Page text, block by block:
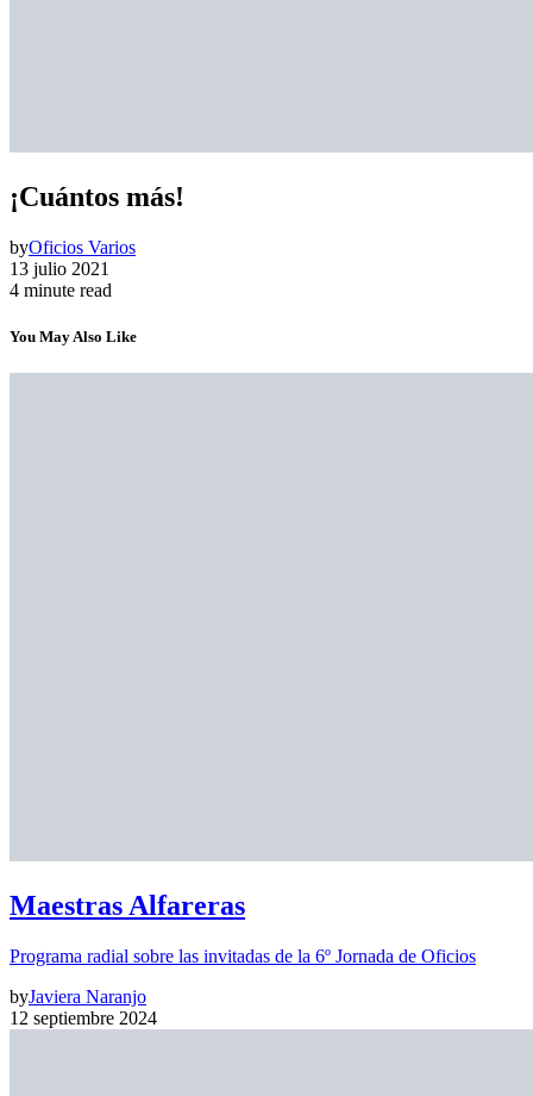
¡Cuántos más!
byOficios Varios
13 julio 2021
4 minute read
You May Also Like
Maestras Alfareras
Programa radial sobre las invitadas de la 6º Jornada de Oficios
byJaviera Naranjo
12 septiembre 2024